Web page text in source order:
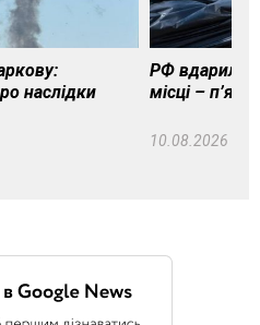
наслідки
РФ вдарила
місці –
10.08.2026